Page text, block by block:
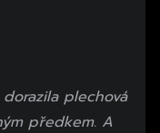
plechová
předkem. A